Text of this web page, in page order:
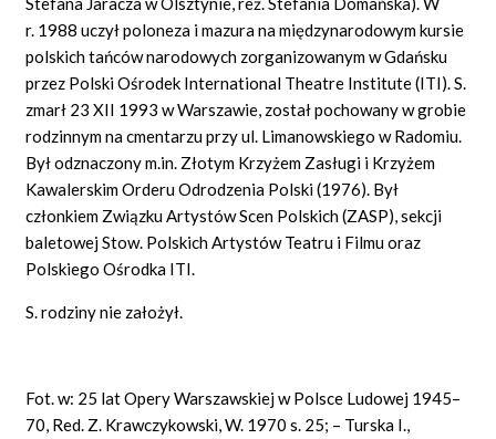
r. 1988 uczył poloneza i mazura na międzynarodowym kursie
polskich tańców narodowych zorganizowanym w Gdańsku
przez Polski Ośrodek International Theatre Institute (ITI). S.
zmarł 23 XII 1993 w Warszawie, został pochowany w grobie
rodzinnym na cmentarzu przy ul. Limanowskiego w Radomiu.
Był odznaczony m.in. Złotym Krzyżem Zasługi i Krzyżem
Kawalerskim Orderu Odrodzenia Polski (1976). Był
członkiem Związku Artystów Scen Polskich (ZASP), sekcji
baletowej Stow. Polskich Artystów Teatru i Filmu oraz
Polskiego Ośrodka ITI.
S. rodziny nie założył.
Fot. w: 25 lat Opery Warszawskiej w Polsce Ludowej 1945–
70, Red. Z. Krawczykowski, W. 1970 s. 25; – Turska I.,